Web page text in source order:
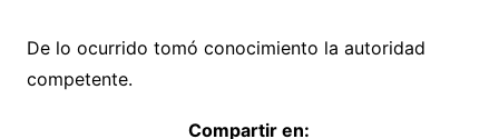
De lo ocurrido tomó conocimiento la autoridad
competente.
Compartir en: